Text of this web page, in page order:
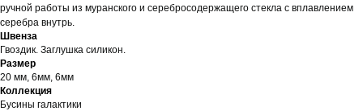
ручной работы из муранского и серебросодержащего стекла с вплавлением
серебра внутрь.
Швенза
Гвоздик. Заглушка силикон.
Размер
20 мм, 6мм, 6мм
Коллекция
Бусины галактики